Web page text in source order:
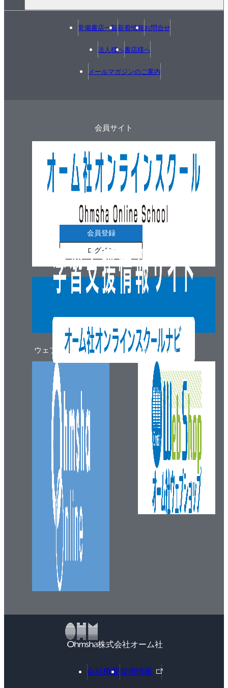
常備書店一覧新着情報お問合せ
法人様へ書店様へ
メールマガジンのご案内
ウェブマガジン
会員サイト
会員登録
ログイン
ウェブショップ
株式会社オーム社
会社概要採用情報
外
部